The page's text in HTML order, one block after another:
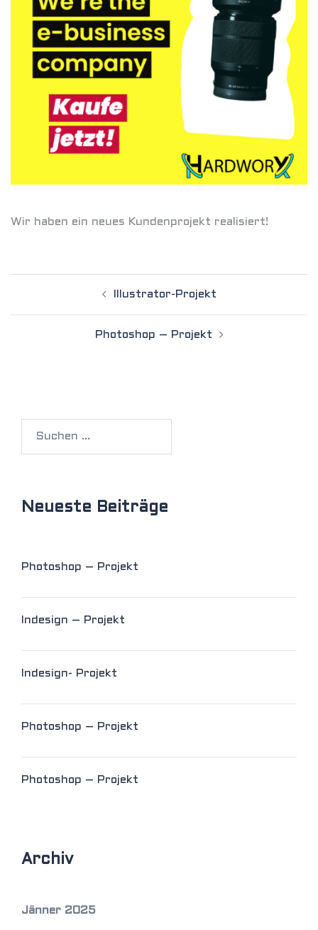
Wir haben ein neues Kundenprojekt realisiert!
Illustrator-Projekt
Photoshop – Projekt
Neueste Beiträge
Photoshop – Projekt
Indesign – Projekt
Indesign- Projekt
Photoshop – Projekt
Photoshop – Projekt
Archiv
Jänner 2025